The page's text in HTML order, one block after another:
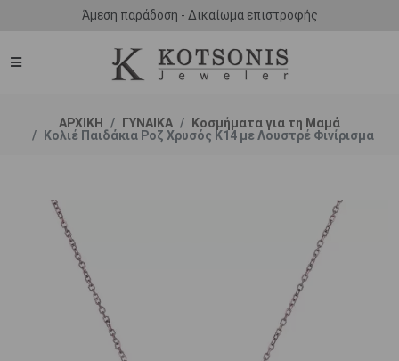
Άμεση παράδοση - Δικαίωμα επιστροφής
ΑΡΧΙΚΗ ΓΥΝΑΙΚΑ
Κοσμήματα για τη Μαμά
Κολιέ Παιδάκια Ροζ Χρυσός Κ14 με Λουστρέ Φινίρισμα